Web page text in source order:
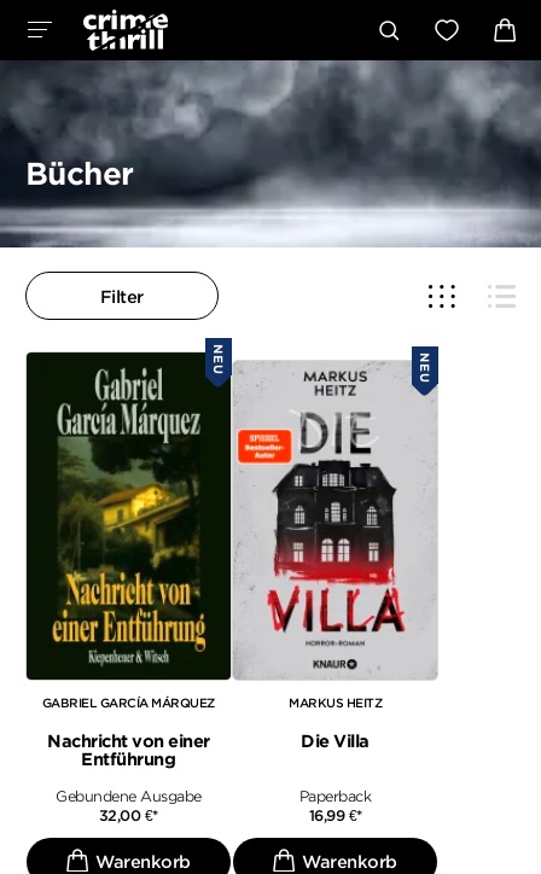
Bücher
Filter
NEU
GABRIEL GARCÍA MÁRQUEZ
Nachricht von einer
Entführung
Gebundene Ausgabe
32,00 €*
NEU
MARKUS HEITZ
Die Villa
Paperback
16,99 €*